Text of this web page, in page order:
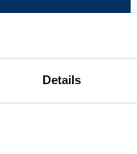
Details